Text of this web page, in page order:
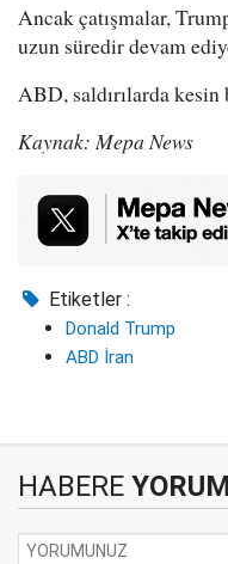
Ancak çatışmalar,
uzun süredir devam
ABD, saldırılarda
Kaynak: Mepa News
Etiketler :
Donald Trump
ABD İran
HABERE